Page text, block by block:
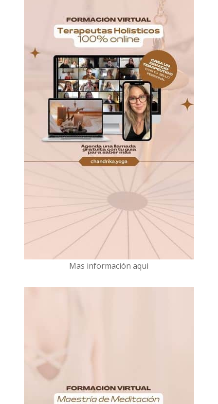
Mas información aqui